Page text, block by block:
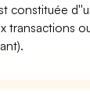
constituée
transactions